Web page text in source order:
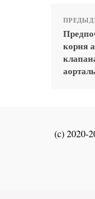
корня
(c) 2020-